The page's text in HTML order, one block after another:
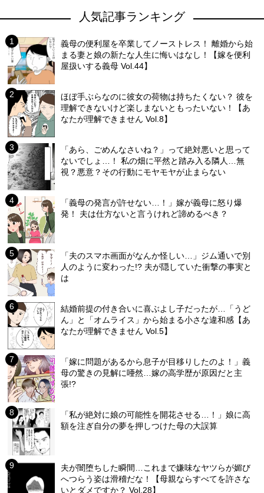
人気記事ランキング
義母の便利屋を卒業してノーストレス！ 離婚から始
まる妻と娘の新たな人生に悔いはなし！【嫁を便利
屋扱いする義母 Vol.44】
ほぼ手ぶらなのに彼女の荷物は持ちたくない？ 彼を
理解できないけど楽しまないともったいない！【あ
なたが理解できません Vol.8】
「あら、ごめんなさいね？」って絶対悪いと思って
ないでしょ…！ 私の畑に平然と踏み入る隣人…無
視？悪意？その行動にモヤモヤが止まらない
「義母の発言が許せない…！」嫁が義母に怒り爆
発！ 夫は仕方ないと言うけれど諦めるべき？
「夫のスマホ画面がなんか怪しい…」ジム通いで別
人のように変わった!? 夫が隠していた衝撃の事実と
は
結婚前提の付き合いに喜ぶよし子だったが…「うど
ん」と「オムライス」から始まる小さな違和感【あ
なたが理解できません Vol.5】
「嫁に問題があるから息子が目移りしたのよ！」義
母の驚きの見解に唖然…嫁の高学歴が原因だと主
張!?
「私が絶対に娘の可能性を開花させる…！」娘に高
額を注ぎ自分の夢を押しつけた母の大誤算
夫が闇堕ちした瞬間…これまで嫌味なヤツらが媚び
へつらう姿は滑稽だな！【母親ならすべてを許さな
いとダメですか？ Vol.28】